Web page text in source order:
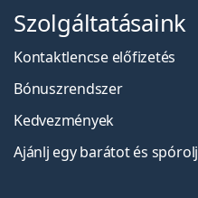
Szolgáltatásaink
Kontaktlencse előfizetés
Bónuszrendszer
Kedvezmények
Ajánlj egy barátot és spórolj